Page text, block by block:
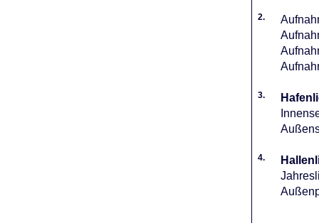
2.
3.
4.